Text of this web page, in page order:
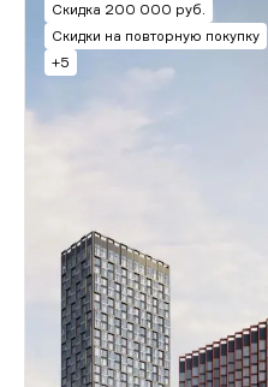
Скидка 200 000 руб.
Скидки на повторную покупку
+5